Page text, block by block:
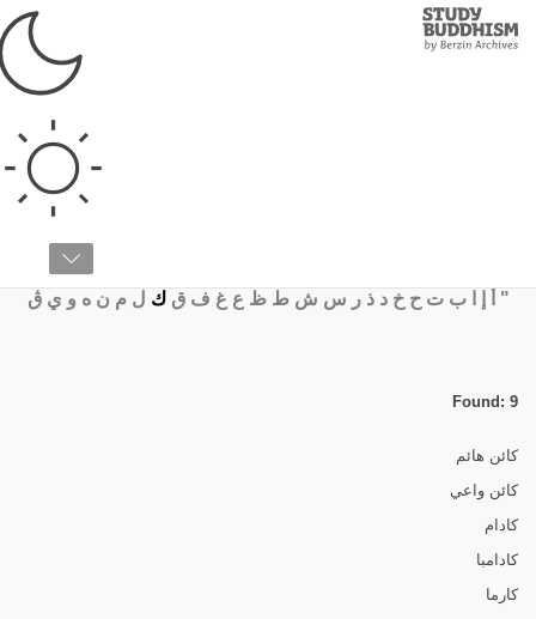
Study
Buddhism
قائمة المصطلحات
" ب ت ح خ د ذ ر س ش ط ظ ع غ ف ق ك ل م ن ه و ي ڨ
Found: 9
كائن هائم
كائن واعي
كادام
كادامبا
كارما